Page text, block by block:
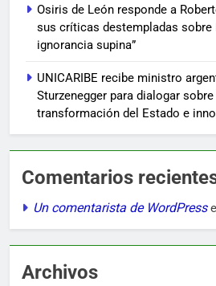
Osiris de León responde a
sus críticas destempladas sobre
ignorancia supina”
UNICARIBE recibe ministro
Sturzenegger para dialogar
transformación del Estado e
Comentarios
Un comentarista de WordPress
Archivos